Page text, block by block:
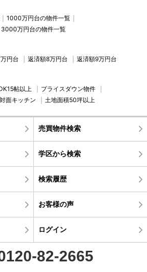
1000万円台の物件一覧
3000万円台の物件一覧
円台 返済額8万円台 返済額9万円台
帖以上
プライスダウン物件
対面キッチン 土地面積50坪以上
売買物件検索
学区から検索
検索履歴
お客様の声
ログイン
82-2665